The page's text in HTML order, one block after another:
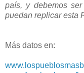
país, y debemos
puedan replicar esta
Más datos en: